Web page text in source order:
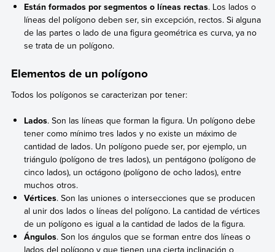
Están formados por segmentos o líneas rectas. Los lados o
líneas del polígono deben ser, sin excepción, rectos. Si alguna
de las partes o lado de una figura geométrica es curva, ya no
se trata de un polígono.
Elementos de un polígono
Todos los polígonos se caracterizan por tener:
Lados. Son las líneas que forman la figura. Un polígono debe
tener como mínimo tres lados y no existe un máximo de
cantidad de lados. Un polígono puede ser, por ejemplo, un
triángulo (polígono de tres lados), un pentágono (polígono de
cinco lados), un octágono (polígono de ocho lados), entre
muchos otros.
Vértices. Son las uniones o intersecciones que se producen
al unir dos lados o líneas del polígono. La cantidad de vértices
de un polígono es igual a la cantidad de lados de la figura.
Ángulos. Son los ángulos que se forman entre dos líneas o